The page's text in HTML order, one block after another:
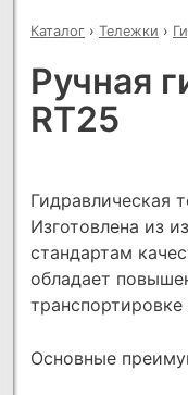
Каталог › Тележки ›
Ручная
RT25
Гидравлическая
Изготовлена из
стандартам
обладает
Основные